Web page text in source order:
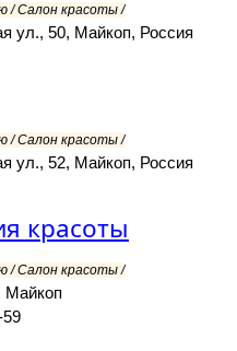
/ Салон красоты /
ул., 50, Майкоп, Россия
/ Салон красоты /
ул., 52, Майкоп, Россия
красоты
/ Салон красоты /
Майкоп